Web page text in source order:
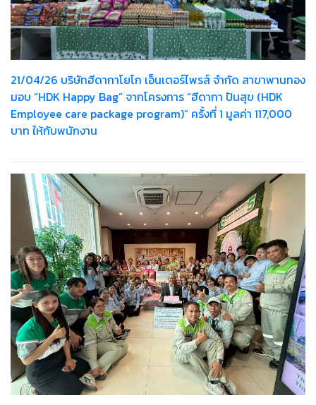
21/04/26 บริษัทฮีดากาโยโก เอ็นเตอร์ไพรส์ จำกัด สาขาพานทอง
มอบ “HDK Happy Bag” จากโครงการ “ฮีดากา ปันสุข (HDK
Employee care package program)” ครั้งที่ 1 มูลค่า 117,000
บาท ให้กับพนักงาน